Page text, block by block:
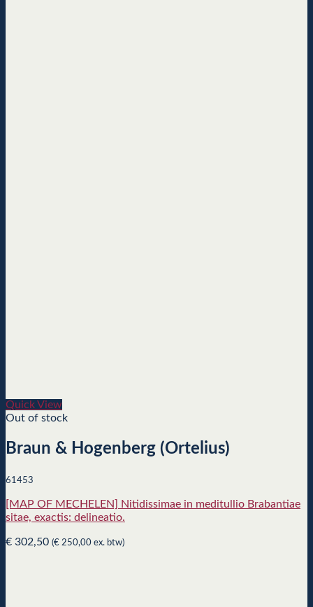
Quick View
Out of stock
Braun & Hogenberg (Ortelius)
61453
[MAP OF MECHELEN] Nitidissimae in meditullio Brabantiae
sitae, exactis: delineatio.
€ 302,50 (€ 250,00 ex. btw)